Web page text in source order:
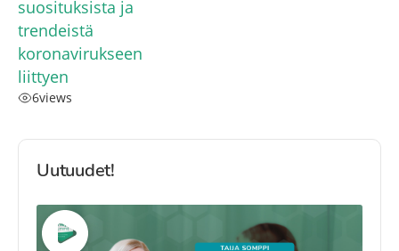
suosituksista ja
trendeistä
koronavirukseen
liittyen
6views
Uutuudet!